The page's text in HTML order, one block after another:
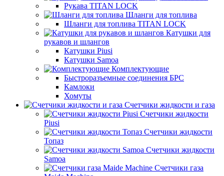
Рукава TITAN LOCK
Шланги для топлива
Шланги для топлива TITAN LOCK
Катушки для
рукавов и шлангов
Катушки Piusi
Катушки Samoa
Комплектующие
Быстроразъемные соединения БРС
Камлоки
Хомуты
Счетчики жидкости и газа
Счетчики жидкости
Piusi
Счетчики жидкости
Топаз
Счетчики жидкости
Samoa
Счетчики газа